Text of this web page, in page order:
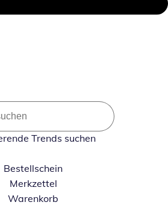
Trends suchen
Bestellschein
Merkzettel
Warenkorb